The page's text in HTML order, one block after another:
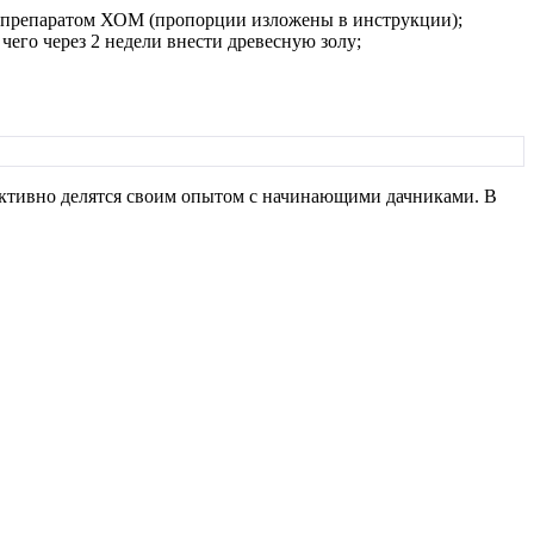
препаратом ХОМ (пропорции изложены в инструкции);
через 2 недели внести древесную золу;
делятся своим опытом с начинающими дачниками. В